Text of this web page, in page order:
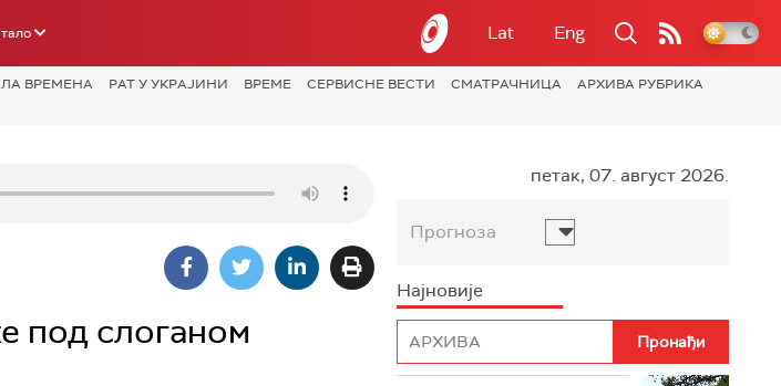
Lat Eng
ВРЕМЕНА РАТ У УКРАЈИНИ ВРЕМЕ СЕРВИСНЕ ВЕСТИ СМАТРАЧНИЦА
АРХИВА РУБРИКА
под слоганом
петак, 07. август 2026.
Прогноза
Најновије